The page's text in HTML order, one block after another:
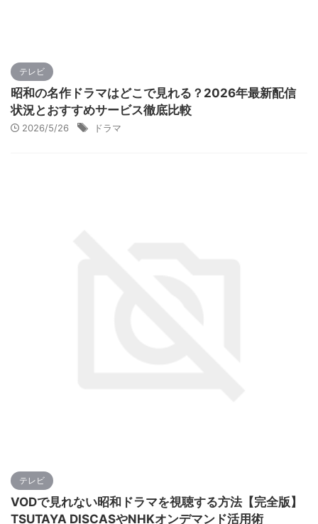
テレビ
昭和の名作ドラマはどこで見れる？2026年最新配信
状況とおすすめサービス徹底比較
2026/5/26 ドラマ
テレビ
VODで見れない昭和ドラマを視聴する方法【完全版】
TSUTAYA DISCASやNHKオンデマンド活用術